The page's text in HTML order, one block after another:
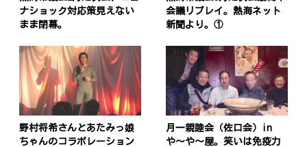
ナショック対応策見えない
まま閉幕。
会議リプレイ。熱海ネット
新聞より。①
野村将希さんとあたみっ娘
ちゃんのコラボレーション
月一親睦会（佐口会）in
や〜や〜屋。笑いは免疫力